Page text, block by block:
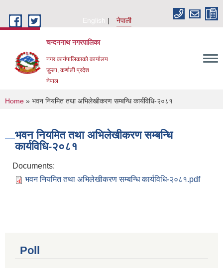
English
नेपाली
चन्दननाथ नगरपालिका
नगर कार्यपालिकाको कार्यालय
जुम्ला, कर्णाली प्रदेश
नेपाल
You are here
Home » भवन नियमित तथा अभिलेखीकरण सम्बन्धि कार्यविधि-२०८१
भवन नियमित तथा अभिलेखीकरण सम्बन्धि
कार्यविधि-२०८१
Documents:
भवन नियमित तथा अभिलेखीकरण सम्बन्धि कार्यविधि-२०८१.pdf
Poll